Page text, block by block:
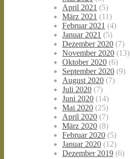
April 2021 (5)
März 2021 (11)
Februar 2021 (4)
Januar 2021 (5)
Dezember 2020 (7)
November 2020 (13)
Oktober 2020 (6)
September 2020 (9)
August 2020 (7)
Juli 2020 (7)
Juni 2020 (14)
Mai 2020 (25)
April 2020 (7)
März 2020 (8)
Februar 2020 (5)
Januar 2020 (12)
Dezember 2019 (6)